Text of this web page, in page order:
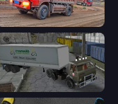
Cargo Truck Driver Simulator
Russian Kamaz Truck Driver